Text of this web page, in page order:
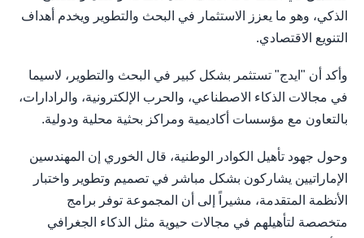
الذكي، وهو ما يعزز الاستثمار في البحث والتطوير ويخدم أهداف
التنويع الاقتصادي.
وأكد أن "ايدج" تستثمر بشكل كبير في البحث والتطوير، لاسيما
في مجالات الذكاء الاصطناعي، والحرب الإلكترونية، والرادارات،
بالتعاون مع مؤسسات أكاديمية ومراكز بحثية محلية ودولية.
وحول جهود تأهيل الكوادر الوطنية، قال الخوري إن المهندسين
الإماراتيين يشاركون بشكل مباشر في تصميم وتطوير واختبار
الأنظمة المتقدمة، مشيراً إلى أن المجموعة توفر برامج
متخصصة لتأهيلهم في مجالات حيوية مثل الذكاء الجغرافي